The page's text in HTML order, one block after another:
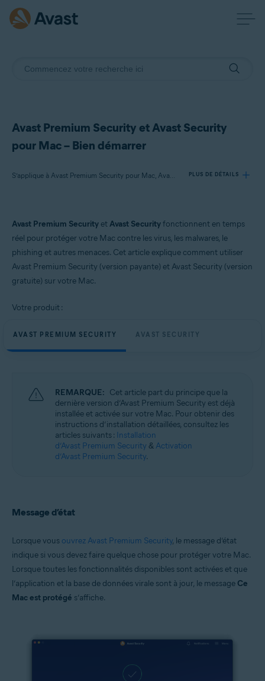
Avast Premium Security et Avast Security
pour Mac – Bien démarrer
S’applique à Avast Premium Security pour Mac, Avast Security pour Mac PLUS DE DÉTAILS
Produits:
Avast Premium Security 15.x pour Mac
Systèmes d'exploitation:
Apple macOS 11.x (Big Sur)
Apple macOS 10.14.x (Mojave)
Apple macOS 10.12.x (Sierra)
Avast Premium Security etAvast Securityfonctionnent en temps
réel pour protéger votre Mac contre les virus, les malwares, le
phishing et autres menaces. Cet article explique comment utiliser
Avast Premium Security (version payante) et Avast Security (version
gratuite) sur votre Mac.
Votre produit :
AVAST PREMIUM SECURITY AVAST SECURITY
REMARQUE: Cet article part du principe que la
dernière version d’Avast Premium Security est déjà
installée et activée sur votre Mac. Pour obtenir des
instructions d’installation détaillées, consultez les
articles suivants : Installation
d’Avast Premium Security & Activation
d’Avast Premium Security.
Message d’état
Lorsque vous ouvrez Avast Premium Security, le message d’état
indique si vous devez faire quelque chose pour protéger votre Mac.
Lorsque toutes les fonctionnalités disponibles sont activées et que
l’application et la base de données virale sont à jour, le message Ce
Mac est protégé s’affiche.